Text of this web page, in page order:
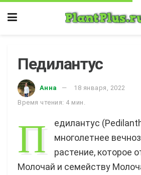
Педилантус
Анна
18 января, 2022
Время чтения: 4 мин.
П
едилантус
многолетнее
растение, которое
Молочай и семейству